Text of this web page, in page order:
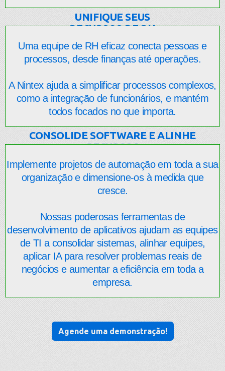
UNIFIQUE SEUS
RECURSOS DE RH
Uma equipe de RH eficaz conecta pessoas e
processos, desde finanças até operações.
A Nintex ajuda a simplificar processos complexos,
como a integração de funcionários, e mantém
todos focados no que importa.
CONSOLIDE SOFTWARE E ALINHE
RECURSOS
Implemente projetos de automação em toda a sua
organização e dimensione-os à medida que
cresce.
Nossas poderosas ferramentas de
desenvolvimento de aplicativos ajudam as equipes
de TI a consolidar sistemas, alinhar equipes,
aplicar IA para resolver problemas reais de
negócios e aumentar a eficiência em toda a
empresa.
Agende uma demonstração!